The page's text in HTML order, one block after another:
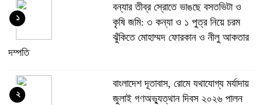
বন্যার তীব্র স্রোতে ভাঙছে বসতভিটা ও
কৃষি জমি: ৩ কন্যা ও ১ পুত্র নিয়ে চরম
ঝুঁকিতে মোহাম্মদ ফোরকান ও নীলু আকতার
দম্পতি
১
বাংলাদেশ দূতাবাস, রোমে যথাযোগ্য মর্যাদায়
জুলাই গণঅভ্যুত্থান দিবস ২০২৬ পালন
২